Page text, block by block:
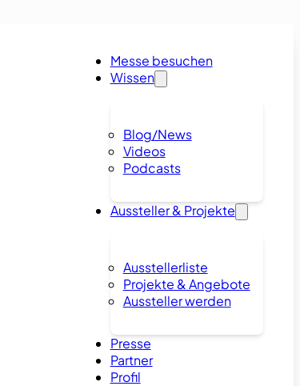
Messe besuchen
Wissen
Blog/News
Videos
Podcasts
Aussteller & Projekte
Ausstellerliste
Projekte & Angebote
Aussteller werden
Presse
Partner
Profil